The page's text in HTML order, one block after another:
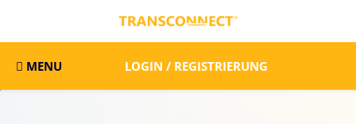
MENU LOGIN / REGISTRIERUNG